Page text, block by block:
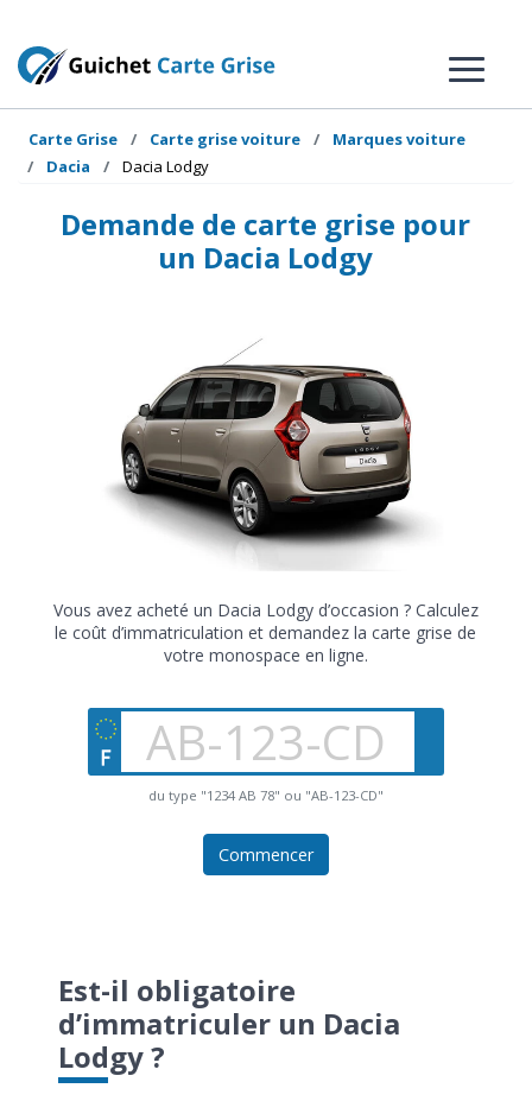
Carte Grise Carte grise voiture
Marques voiture
Dacia
Dacia Lodgy
Demande de carte grise pour
un Dacia Lodgy
Vous avez acheté un Dacia Lodgy d’occasion ? Calculez
le coût d’immatriculation et demandez la carte grise de
votre monospace en ligne.
du type "1234 AB 78" ou "AB-123-CD"
Commencer
Est-il obligatoire
d’immatriculer un Dacia
Lodgy ?